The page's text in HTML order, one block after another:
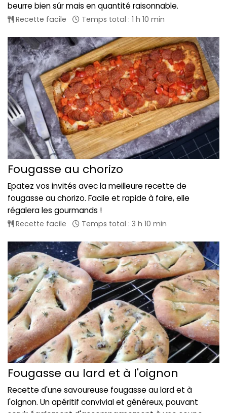
beurre bien sûr mais en quantité raisonnable.
Recette facile Temps total : 1 h 10 min
Fougasse au chorizo
Epatez vos invités avec la meilleure recette de
fougasse au chorizo. Facile et rapide à faire, elle
régalera les gourmands !
Recette facile Temps total : 3 h 10 min
Fougasse au lard et à l'oignon
Recette d'une savoureuse fougasse au lard et à
l'oignon. Un apéritif convivial et généreux, pouvant